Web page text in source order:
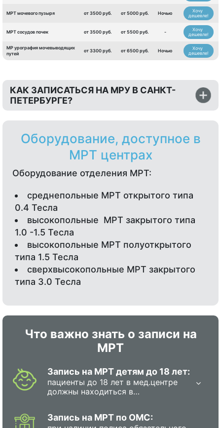
МРТ мочевого пузыря от 3500 руб. от 5000 руб. Ночью
Хочу
дешевле!
МРТ сосудов почек от 3500 руб. от 5500 руб. -
Хочу
дешевле!
МР урография мочевыводящих
путей
от 3300 руб. от 6500 руб. Ночью
Хочу
дешевле!
КАК ЗАПИСАТЬСЯ НА МРУ В САНКТ-
ПЕТЕРБУРГЕ?
Оборудование, доступное в
МРТ центрах
Оборудование отделения МРТ:
среднепольные МРТ открытого типа
0.4 Тесла
высокопольные МРТ закрытого типа
1.0 -1.5 Тесла
высокопольные МРТ полуоткрытого
типа 1.5 Тесла
сверхвысокопольные МРТ закрытого
типа 3.0 Тесла
Что важно знать о записи на
МРТ
Запись на МРТ детям до 18 лет:
пациенты до 18 лет в мед.центре
должны находиться в
Запись на МРТ по ОМС: